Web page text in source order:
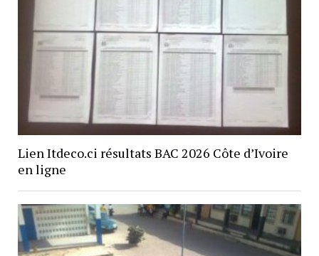
Lien Itdeco.ci résultats BAC 2026 Côte d’Ivoire
en ligne